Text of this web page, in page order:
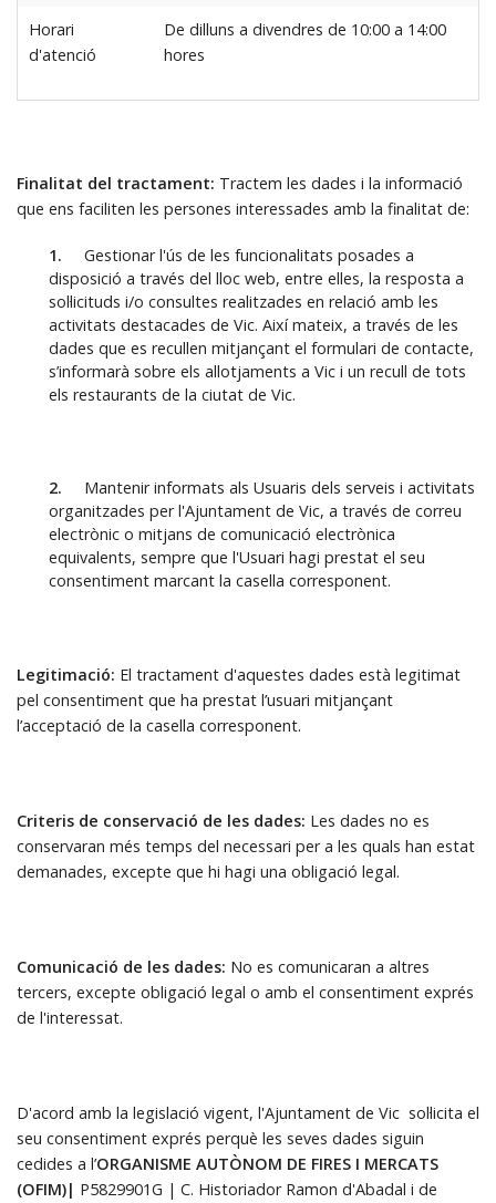
Horari
d'atenció
De dilluns a divendres de 10:00 a 14:00
hores
Finalitat del tractament: Tractem les dades i la informació
que ens faciliten les persones interessades amb la finalitat de:
1. Gestionar l'ús de les funcionalitats posades a
disposició a través del lloc web, entre elles, la resposta a
sol·licituds i/o consultes realitzades en relació amb les
activitats destacades de Vic. Així mateix, a través de les
dades que es recullen mitjançant el formulari de contacte,
s’informarà sobre els allotjaments a Vic i un recull de tots
els restaurants de la ciutat de Vic.
2. Mantenir informats als Usuaris dels serveis i activitats
organitzades per l'Ajuntament de Vic, a través de correu
electrònic o mitjans de comunicació electrònica
equivalents, sempre que l'Usuari hagi prestat el seu
consentiment marcant la casella corresponent.
Legitimació: El tractament d'aquestes dades està legitimat
pel consentiment que ha prestat l’usuari mitjançant
l’acceptació de la casella corresponent.
Criteris de conservació de les dades: Les dades no es
conservaran més temps del necessari per a les quals han estat
demanades, excepte que hi hagi una obligació legal.
Comunicació de les dades: No es comunicaran a altres
tercers, excepte obligació legal o amb el consentiment exprés
de l'interessat.
D'acord amb la legislació vigent, l'Ajuntament de Vic sol·licita el
seu consentiment exprés perquè les seves dades siguin
cedides a l’ORGANISME AUTÒNOM DE FIRES I MERCATS
(OFIM)| P5829901G | C. Historiador Ramon d'Abadal i de